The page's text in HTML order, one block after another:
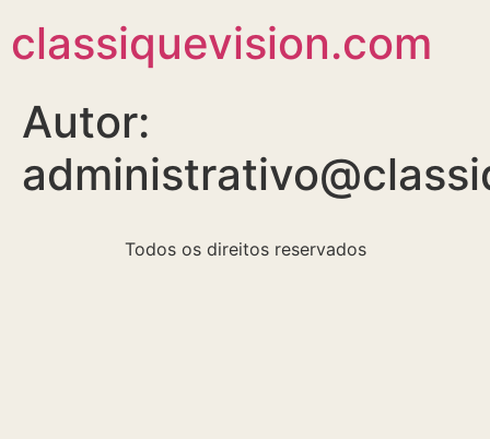
classiquevision.com
Autor:
Todos os direitos reservados